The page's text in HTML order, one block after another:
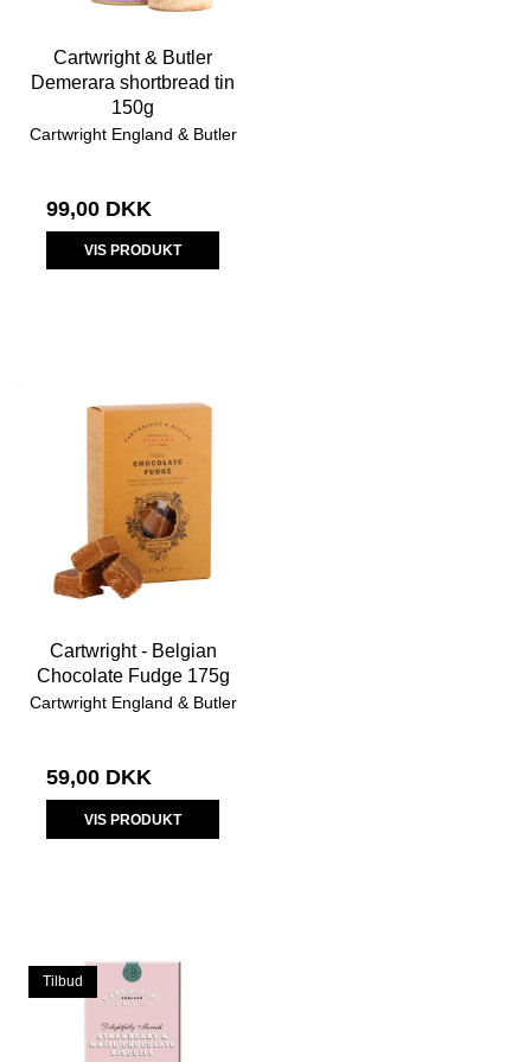
Cartwright & Butler
Demerara shortbread tin
150g
Cartwright England & Butler
99,00 DKK
VIS PRODUKT
Cartwright - Belgian
Chocolate Fudge 175g
Cartwright England & Butler
59,00 DKK
VIS PRODUKT
Tilbud